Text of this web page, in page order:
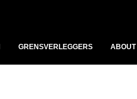
GRENSVERLEGGERS ABOUT